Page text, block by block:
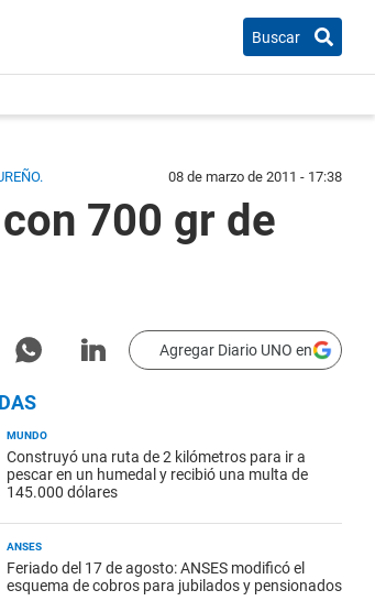
Buscar
08 de marzo de 2011 - 17:38
700 gr de
Agregar Diario UNO en
MUNDO
Construyó una ruta de 2 kilómetros para ir a
pescar en un humedal y recibió una multa de
145.000 dólares
ANSES
Feriado del 17 de agosto: ANSES modificó el
esquema de cobros para jubilados y pensionados